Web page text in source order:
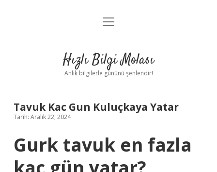
Anasayfa
Yasal Uyarı
menüyü
Hızlı Bilgi Molası
Anlık bilgilerle gününü şenlendir!
Tavuk Kac Gun Kuluçkaya Yatar
Tarih: Aralık 22, 2024
Gurk tavuk en fazla